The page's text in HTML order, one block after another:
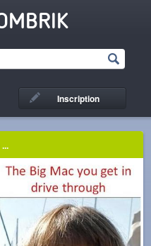
Inscription